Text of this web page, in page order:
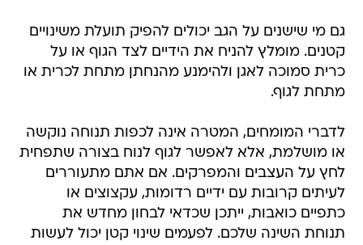
גם מי שישנים על הגב יכולים להפיק תועלת משינויים
קטנים. מומלץ להניח את הידיים לצד הגוף או על
כרית סמוכה לאגן ולהימנע מהנחתן מתחת לכרית או
מתחת לגוף.
לדברי המומחים, המטרה אינה לכפות תנוחה נוקשה
או מושלמת, אלא לאפשר לגוף לנוח בצורה שתפחית
לחץ על העצבים והמפרקים. אם אתם מתעוררים
לעיתים קרובות עם ידיים רדומות, עקצוצים או
כתפיים כואבות, ייתכן שכדאי לבחון מחדש את
תנוחת השינה שלכם. לפעמים שינוי קטן יכול לעשות